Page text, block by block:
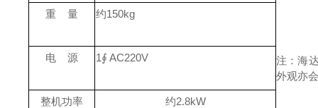
重 量 约150kg
电 源 1∮ AC220V
整机功率 约2.8kW
注：海
外观亦